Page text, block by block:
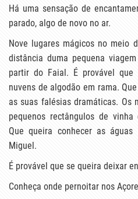
Há uma sensação de
parado, algo de novo no ar.
Nove lugares mágicos no meio
distância duma pequena
partir do Faial. É provável
nuvens de algodão em rama.
as suas falésias dramáticas. Os
pequenos rectângulos de
Que queira conhecer as
Miguel.
É provável que se queira deixar
Conheça onde pernoitar nos